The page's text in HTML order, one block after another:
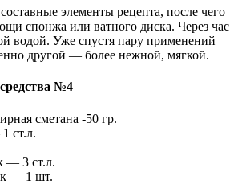
элементы рецепта, после чего
спонжа или ватного диска. Через час
водой. Уже спустя пару применений
другой — более нежной, мягкой.
№4
сметана -50 гр.
ст.л.
— 3 ст.л.
— 1 шт.